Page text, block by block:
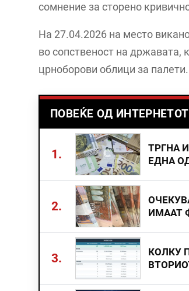
сомнение за сторено
На 27.04.2026 на место
во сопственост на државата,
црноборови облици за палети.
ПОВЕЌЕ ОД
1.
ТРГНА
ЕДНА
2.
ИМААТ
3.
КОЛКУ